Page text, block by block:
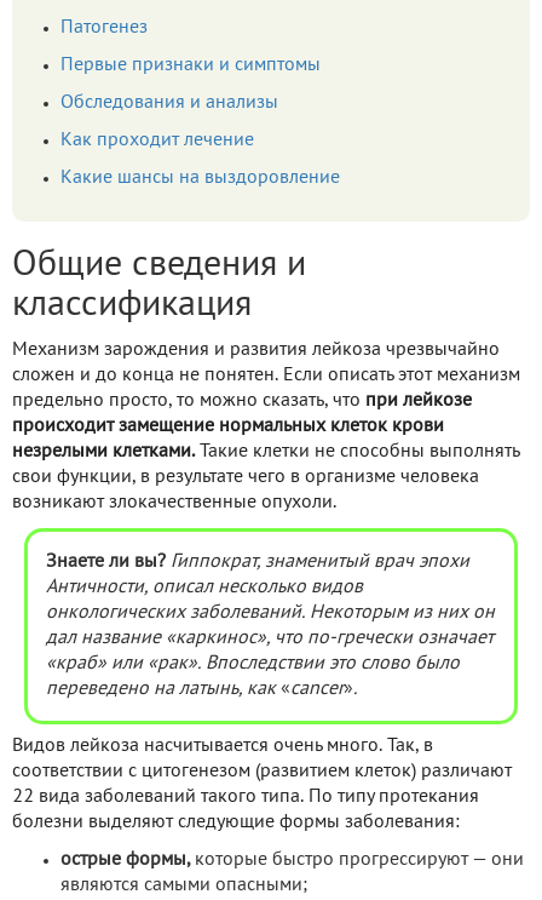
Патогенез
Первые признаки и симптомы
Обследования и анализы
Как проходит лечение
Какие шансы на выздоровление
Общие сведения и
классификация
Механизм зарождения и развития лейкоза чрезвычайно
сложен и до конца не понятен. Если описать этот механизм
предельно просто, то можно сказать, что при лейкозе
происходит замещение нормальных клеток крови
незрелыми клетками.Такие клетки не способны выполнять
свои функции, в результате чего в организме человека
возникают злокачественные опухоли.
Знаете ли вы? Гиппократ, знаменитый врач эпохи
Античности, описал несколько видов
онкологических заболеваний. Некоторым из них он
дал название «каркинос», что по-гречески означает
«краб» или «рак». Впоследствии это слово было
переведено на латынь, как «cancer».
Видов лейкоза насчитывается очень много. Так, в
соответствии с цитогенезом (развитием клеток) различают
22 вида заболеваний такого типа. По типу протекания
болезни выделяют следующие формы заболевания:
острые формы,которые быстро прогрессируют — они
являются самыми опасными;